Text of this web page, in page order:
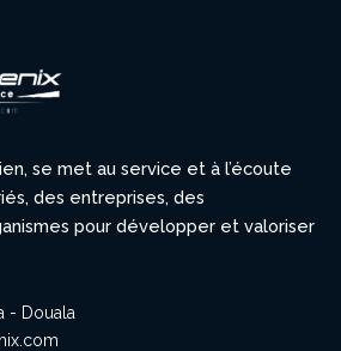
se met au service et à l’écoute
des entreprises, des
pour développer et valoriser
- Douala